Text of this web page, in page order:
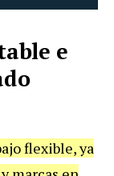
e
flexible, ya